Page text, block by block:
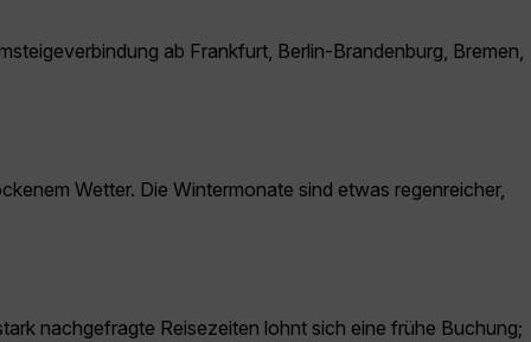
ab Frankfurt, Berlin-Brandenburg, Bremen,
Wetter. Die Wintermonate sind etwas regenreicher,
nachgefragte Reisezeiten lohnt sich eine frühe Buchung;